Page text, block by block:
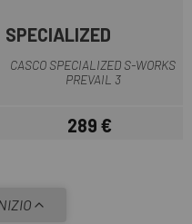
SPECIALIZED
CASCO SPECIALIZED S-WORKS
PREVAIL 3
Prezzo
289 €